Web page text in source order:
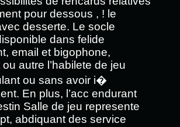
pour dessous , ! le
desserte. Le socle
dans felide
email et bigophone,
autre l’habilete de jeu
ou sans avoir i�
En plus, l’acc endurant
Salle de jeu represente
abdiquant des service